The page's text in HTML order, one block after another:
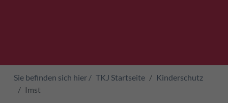
Sie befinden sich hier / TKJ Startseite
Kinderschutz
Imst